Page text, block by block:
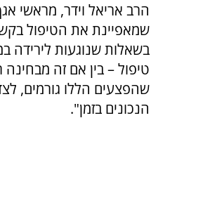
הרב אריאל וידר, מראשי
שמאפיינת את הטיפול
בשאלות שנוגעות לירידה
טיפול – בין אם זה
שהפצעים הללו גורמים,
הנכונים בזמן".